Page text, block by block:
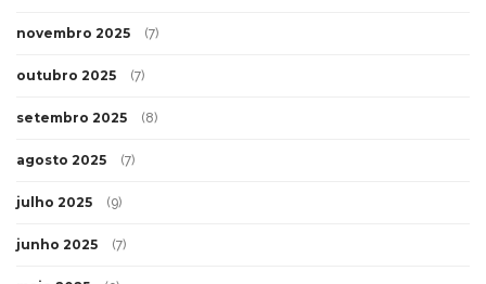
novembro 2025 (7)
outubro 2025 (7)
setembro 2025 (8)
agosto 2025 (7)
julho 2025 (9)
junho 2025 (7)